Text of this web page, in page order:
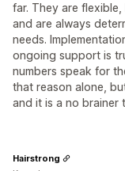
far. They are
and are always
needs.
ongoing support is
numbers speak for
that reason alone,
and it is a no brainer
Hairstrong